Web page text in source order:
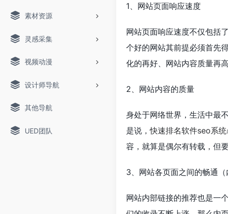
素材资源
灵感采集
视频动漫
设计师导航
其他导航
UED团队
1、网站页面响应速度
网站页面响应速度不仅包括
个好的网站其前提必须首先
化的再好、网站内容质量再
2、网站内容的质量
身处于网络世界，生活中最
是说，快速排名软件seo系统
容，就算是偶尔有转载，但
3、网站各页面之间的畅通（
网站内部链接的推荐也是一